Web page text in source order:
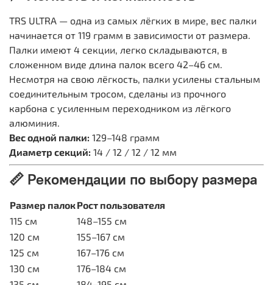
TRS ULTRA — одна из самых лёгких в мире, вес палки
начинается от 119 грамм в зависимости от размера.
Палки имеют 4 секции, легко складываются, в
сложенном виде длина палок всего 42–46 см.
Несмотря на свою лёгкость, палки усилены стальным
соединительным тросом, сделаны из прочного
карбона с усиленным переходником из лёгкого
алюминия.
Вес одной палки: 129–148 грамм
Диаметр секций: 14 / 12 / 12 / 12 мм
📏 Рекомендации по выбору размера
Размер палокРост пользователя
115 см
148–155 см
120 см
155–167 см
125 см
167–176 см
130 см
176–184 см